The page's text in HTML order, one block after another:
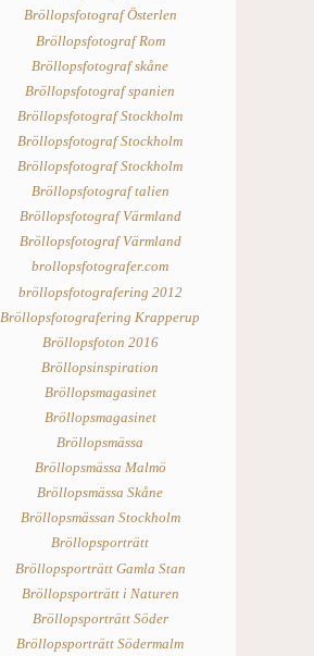
Bröllopsfotograf Österlen
Bröllopsfotograf Rom
Bröllopsfotograf skåne
Bröllopsfotograf spanien
Bröllopsfotograf Stockholm
Bröllopsfotograf Stockholm
Bröllopsfotograf Stockholm
Bröllopsfotograf talien
Bröllopsfotograf Värmland
Bröllopsfotograf Värmland
brollopsfotografer.com
bröllopsfotografering 2012
Bröllopsfotografering Krapperup
Bröllopsfoton 2016
Bröllopsinspiration
Bröllopsmagasinet
Bröllopsmagasinet
Bröllopsmässa
Bröllopsmässa Malmö
Bröllopsmässa Skåne
Bröllopsmässan Stockholm
Bröllopsporträtt
Bröllopsporträtt Gamla Stan
Bröllopsporträtt i Naturen
Bröllopsporträtt Söder
Bröllopsporträtt Södermalm